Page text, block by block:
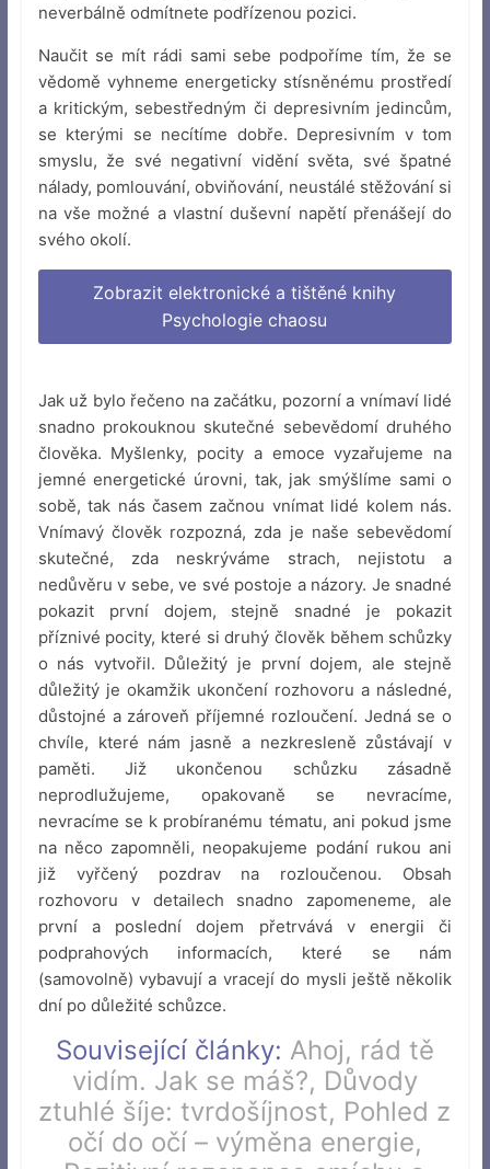
neverbálně odmítnete podřízenou pozici.
Naučit se mít rádi sami sebe podpoříme tím, že se
vědomě vyhneme energeticky stísněnému prostředí
a kritickým, sebestředným či depresivním jedincům,
se kterými se necítíme dobře. Depresivním v tom
smyslu, že své negativní vidění světa, své špatné
nálady, pomlouvání, obviňování, neustálé stěžování si
na vše možné a vlastní duševní napětí přenášejí do
svého okolí.
Zobrazit elektronické a tištěné knihy
Psychologie chaosu
Jak už bylo řečeno na začátku, pozorní a vnímaví lidé
snadno prokouknou skutečné sebevědomí druhého
člověka. Myšlenky, pocity a emoce vyzařujeme na
jemné energetické úrovni, tak, jak smýšlíme sami o
sobě, tak nás časem začnou vnímat lidé kolem nás.
Vnímavý člověk rozpozná, zda je naše sebevědomí
skutečné, zda neskrýváme strach, nejistotu a
nedůvěru v sebe, ve své postoje a názory. Je snadné
pokazit první dojem, stejně snadné je pokazit
příznivé pocity, které si druhý člověk během schůzky
o nás vytvořil. Důležitý je první dojem, ale stejně
důležitý je okamžik ukončení rozhovoru a následné,
důstojné a zároveň příjemné rozloučení. Jedná se o
chvíle, které nám jasně a nezkresleně zůstávají v
paměti. Již ukončenou schůzku zásadně
neprodlužujeme, opakovaně se nevracíme,
nevracíme se k probíranému tématu, ani pokud jsme
na něco zapomněli, neopakujeme podání rukou ani
již vyřčený pozdrav na rozloučenou. Obsah
rozhovoru v detailech snadno zapomeneme, ale
první a poslední dojem přetrvává v energii či
podprahových informacích, které se nám
(samovolně) vybavují a vracejí do mysli ještě několik
dní po důležité schůzce.
Související články: Ahoj, rád tě
vidím. Jak se máš?, Důvody
ztuhlé šíje: tvrdošíjnost, Pohled z
očí do očí – výměna energie,